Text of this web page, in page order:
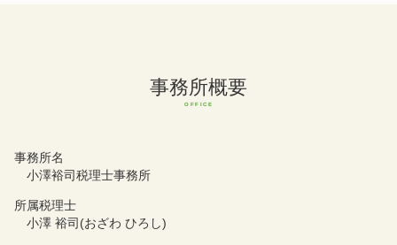
事務所概要
事務所名
小澤裕司税理士事務所
所属税理士
小澤 裕司(おざわ ひろし)